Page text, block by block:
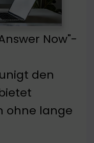
Now"-
den
ohne lange